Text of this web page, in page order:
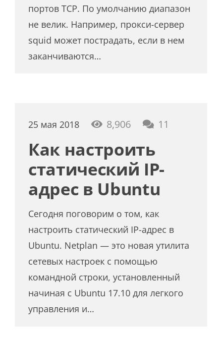
портов TCP. По умолчанию диапазон
не велик. Например, прокси-сервер
squid может пострадать, если в нем
заканчиваются…
25 мая 2018 8,906 11
Как настроить
статический IP-
адрес в Ubuntu
Сегодня поговорим о том, как
настроить статический IP-адрес в
Ubuntu. Netplan — это новая утилита
сетевых настроек с помощью
командной строки, установленный
начиная с Ubuntu 17.10 для легкого
управления и…